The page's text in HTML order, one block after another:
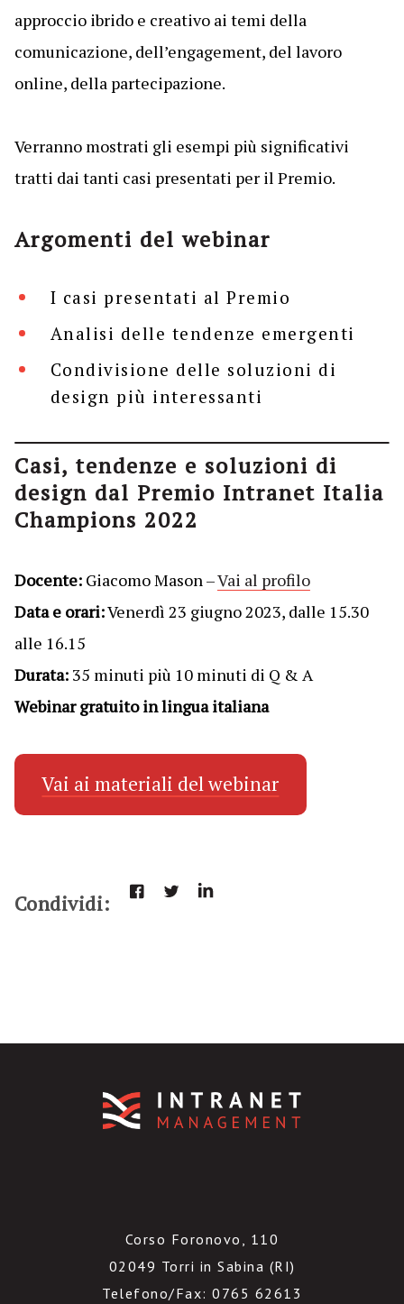
approccio ibrido e creativo ai temi della
comunicazione, dell’engagement, del lavoro
online, della partecipazione.
Verranno mostrati gli esempi più significativi
tratti dai tanti casi presentati per il Premio.
Argomenti del webinar
I casi presentati al Premio
Analisi delle tendenze emergenti
Condivisione delle soluzioni di
design più interessanti
Casi, tendenze e soluzioni di
design dal Premio Intranet Italia
Champions 2022
Docente:Giacomo Mason –Vai al profilo
Data e orari:Venerdì 23 giugno 2023, dalle 15.30
alle 16.15
Durata:35 minuti più 10 minuti di Q & A
Webinar gratuito in lingua italiana
Vai ai materiali del webinar
Condividi:
Corso Foronovo, 110
02049 Torri in Sabina (RI)
Telefono/Fax: 0765 62613